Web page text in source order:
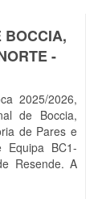
BOCCIA,
-
2025/2026,
de Boccia,
de Pares e
Equipa BC1-
Resende. A